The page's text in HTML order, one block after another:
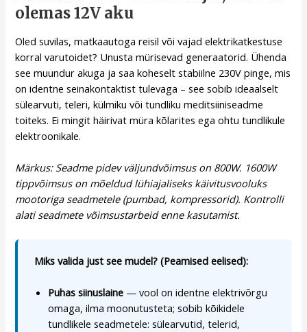
olemas 12V aku
Oled suvilas, matkaautoga reisil või vajad elektrikatkestuse
korral varutoidet? Unusta mürisevad generaatorid. Ühenda
see muundur akuga ja saa koheselt stabiilne 230V pinge, mis
on identne seinakontaktist tulevaga – see sobib ideaalselt
sülearvuti, teleri, külmiku või tundliku meditsiiniseadme
toiteks. Ei mingit häirivat müra kõlarites ega ohtu tundlikule
elektroonikale.
Märkus: Seadme pidev väljundvõimsus on 800W. 1600W
tippvõimsus on mõeldud lühiajaliseks käivitusvooluks
mootoriga seadmetele (pumbad, kompressorid). Kontrolli
alati seadmete võimsustarbeid enne kasutamist.
Miks valida just see mudel? (Peamised eelised):
Puhas siinuslaine — vool on identne elektrivõrgu
omaga, ilma moonutusteta; sobib kõikidele
tundlikele seadmetele: sülearvutid, telerid,